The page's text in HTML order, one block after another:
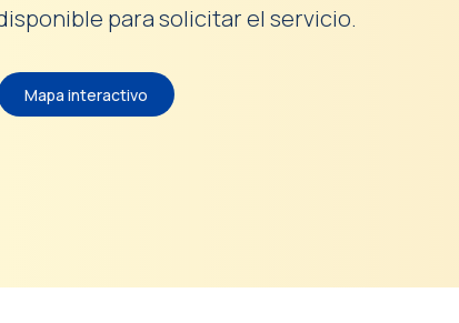
para solicitar el servicio.
Mapa interactivo